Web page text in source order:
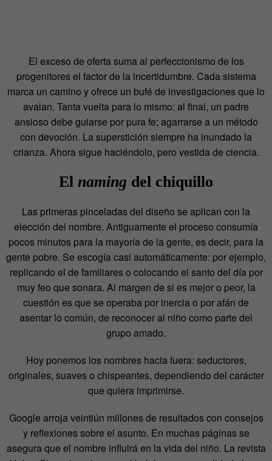
El exceso de oferta suma al perfeccionismo de los
progenitores el factor de la incertidumbre. Cada sistema
marca un camino y ofrece un bufé de investigaciones que lo
avalan. Tanta vuelta para lo mismo: al final, un padre
ansioso debe guiarse por pura fe; agarrarse a un método
con devoción. La superstición siempre ha inundado la
crianza. Ahora sigue haciéndolo, pero vestida de ciencia.
El naming del chiquillo
Las primeras pinceladas del diseño se aplican con la
elección del nombre. Antiguamente el proceso consumía
pocos minutos para la mayoría de la gente, es decir, para la
gente pobre. Se escogía casi automáticamente: por ejemplo,
replicando el de familiares o colocando el santo del día por
muy feo que sonara. Al margen de si es mejor o peor, la
cuestión es que se operaba por inercia o por afán de
asentar lo común, de reconocer al niño como parte del
grupo amado.
Hoy ponemos los nombres hacia fuera: seductores,
originales, suaves o chispeantes, dependiendo del carácter
que quiera imprimirse.
Google arroja veintiún millones de resultados con consejos
y reflexiones sobre el asunto. En muchas páginas se
asegura que el nombre influirá en la vida del niño. La revista